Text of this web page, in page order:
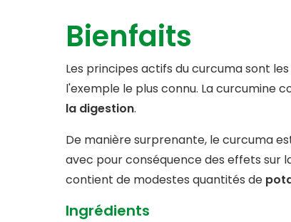
Bienfaits
Les principes actifs du curcuma sont
l'exemple le plus connu. La curcumine
la digestion.
De manière surprenante, le curcuma
avec pour conséquence des effets sur
contient de modestes quantités de
Ingrédients